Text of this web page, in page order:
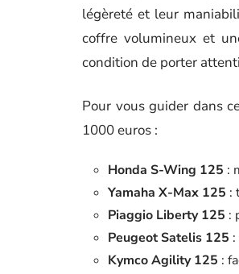
légèreté et leur
coffre volumineux et
condition de porter
Pour vous guider dans
1000 euros :
Honda S-Wing 125 :
Yamaha X-Max 125 :
Piaggio Liberty 125 :
Peugeot Satelis 125
Kymco Agility 125 :